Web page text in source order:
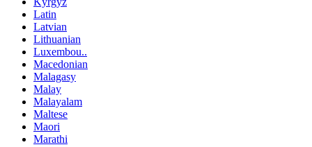
Latin
Latvian
Lithuanian
Luxembou..
Macedonian
Malagasy
Malay
Malayalam
Maltese
Maori
Marathi